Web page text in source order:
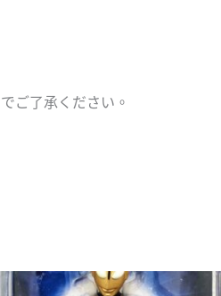
ご了承ください。